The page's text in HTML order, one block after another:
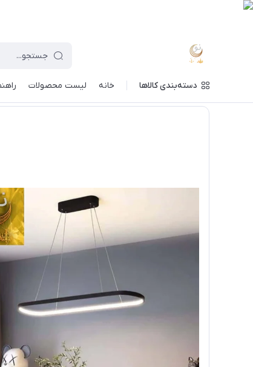
دسته‌بندی کالاها خانه لیست محصولات ماه نو / خرید لوستر بر اساس مدل / لوستر اسپرت